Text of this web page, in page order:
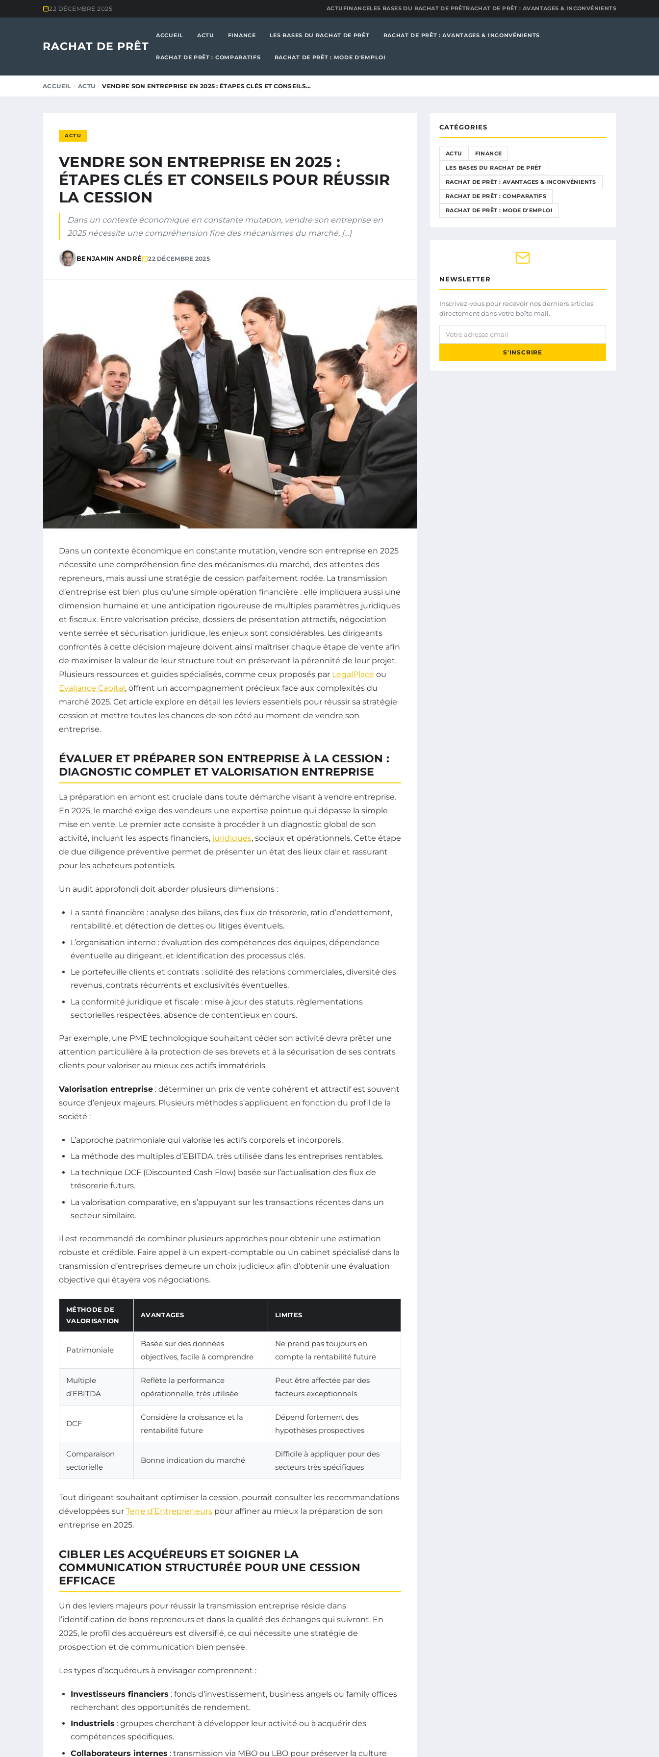
22 DÉCEMBRE 2025 ACTU FINANCELES BASES DU RACHAT DE PRÊTRACHAT DE PRÊT : AVANTAGES & INCONVÉNIENTS
RACHAT DE PRÊT
ACCUEIL ACTU FINANCE LES BASES DU RACHAT DE PRÊT RACHAT DE PRÊT : AVANTAGES & INCONVÉNIENTS
RACHAT DE PRÊT : COMPARATIFS RACHAT DE PRÊT : MODE D'EMPLOI
ACCUEIL ACTU VENDRE SON ENTREPRISE EN 2025 : ÉTAPES CLÉS ET CONSEILS…
ACTU
VENDRE SON ENTREPRISE EN 2025 :
ÉTAPES CLÉS ET CONSEILS POUR RÉUSSIR
LA CESSION
Dans un contexte économique en constante mutation, vendre son entreprise en
2025 nécessite une compréhension fine des mécanismes du marché, […]
BENJAMIN ANDRÉ 22 DÉCEMBRE 2025
Dans un contexte économique en constante mutation, vendre son entreprise en 2025
nécessite une compréhension fine des mécanismes du marché, des attentes des
repreneurs, mais aussi une stratégie de cession parfaitement rodée. La transmission
d’entreprise est bien plus qu’une simple opération financière : elle impliquera aussi une
dimension humaine et une anticipation rigoureuse de multiples paramètres juridiques
et fiscaux. Entre valorisation précise, dossiers de présentation attractifs, négociation
vente serrée et sécurisation juridique, les enjeux sont considérables. Les dirigeants
confrontés à cette décision majeure doivent ainsi maîtriser chaque étape de vente afin
de maximiser la valeur de leur structure tout en préservant la pérennité de leur projet.
Plusieurs ressources et guides spécialisés, comme ceux proposés par LegalPlace ou
Evaliance Capital , offrent un accompagnement précieux face aux complexités du
marché 2025. Cet article explore en détail les leviers essentiels pour réussir sa stratégie
cession et mettre toutes les chances de son côté au moment de vendre son
entreprise.
ÉVALUER ET PRÉPARER SON ENTREPRISE À LA CESSION :
DIAGNOSTIC COMPLET ET VALORISATION ENTREPRISE
La préparation en amont est cruciale dans toute démarche visant à vendre entreprise.
En 2025, le marché exige des vendeurs une expertise pointue qui dépasse la simple
mise en vente. Le premier acte consiste à procéder à un diagnostic global de son
activité, incluant les aspects financiers, juridiques, sociaux et opérationnels. Cette étape
de due diligence préventive permet de présenter un état des lieux clair et rassurant
pour les acheteurs potentiels.
Un audit approfondi doit aborder plusieurs dimensions :
La santé financière : analyse des bilans, des flux de trésorerie, ratio d’endettement,
rentabilité, et détection de dettes ou litiges éventuels.
L’organisation interne : évaluation des compétences des équipes, dépendance
éventuelle au dirigeant, et identification des processus clés.
Le portefeuille clients et contrats : solidité des relations commerciales, diversité des
revenus, contrats récurrents et exclusivités éventuelles.
La conformité juridique et fiscale : mise à jour des statuts, règlementations
sectorielles respectées, absence de contentieux en cours.
Par exemple, une PME technologique souhaitant céder son activité devra prêter une
attention particulière à la protection de ses brevets et à la sécurisation de ses contrats
clients pour valoriser au mieux ces actifs immatériels.
Valorisation entreprise : déterminer un prix de vente cohérent et attractif est souvent
source d’enjeux majeurs. Plusieurs méthodes s’appliquent en fonction du profil de la
société :
L’approche patrimoniale qui valorise les actifs corporels et incorporels.
La méthode des multiples d’EBITDA, très utilisée dans les entreprises rentables.
La technique DCF (Discounted Cash Flow) basée sur l’actualisation des flux de
trésorerie futurs.
La valorisation comparative, en s’appuyant sur les transactions récentes dans un
secteur similaire.
Il est recommandé de combiner plusieurs approches pour obtenir une estimation
robuste et crédible. Faire appel à un expert-comptable ou un cabinet spécialisé dans la
transmission d’entreprises demeure un choix judicieux afin d’obtenir une évaluation
objective qui étayera vos négociations.
MÉTHODE DE
VALORISATION
AVANTAGES LIMITES
Patrimoniale
Basée sur des données
objectives, facile à comprendre
Ne prend pas toujours en
compte la rentabilité future
Multiple
d’EBITDA
Reflète la performance
opérationnelle, très utilisée
Peut être affectée par des
facteurs exceptionnels
DCF
Considère la croissance et la
rentabilité future
Dépend fortement des
hypothèses prospectives
Comparaison
sectorielle
Bonne indication du marché
Difficile à appliquer pour des
secteurs très spécifiques
Tout dirigeant souhaitant optimiser la cession, pourrait consulter les recommandations
développées sur Terre d’Entrepreneurs pour affiner au mieux la préparation de son
entreprise en 2025.
CIBLER LES ACQUÉREURS ET SOIGNER LA
COMMUNICATION STRUCTURÉE POUR UNE CESSION
EFFICACE
Un des leviers majeurs pour réussir la transmission entreprise réside dans
l’identification de bons repreneurs et dans la qualité des échanges qui suivront. En
2025, le profil des acquéreurs est diversifié, ce qui nécessite une stratégie de
prospection et de communication bien pensée.
Les types d’acquéreurs à envisager comprennent :
Investisseurs financiers : fonds d’investissement, business angels ou family offices
recherchant des opportunités de rendement.
Industriels : groupes cherchant à développer leur activité ou à acquérir des
compétences spécifiques.
Collaborateurs internes : transmission via MBO ou LBO pour préserver la culture
CATÉGORIES
ACTU FINANCE
LES BASES DU RACHAT DE PRÊT
RACHAT DE PRÊT : AVANTAGES & INCONVÉNIENTS
RACHAT DE PRÊT : COMPARATIFS
RACHAT DE PRÊT : MODE D'EMPLOI
NEWSLETTER
Inscrivez-vous pour recevoir nos derniers articles
directement dans votre boîte mail.
Votre adresse email
S'INSCRIRE